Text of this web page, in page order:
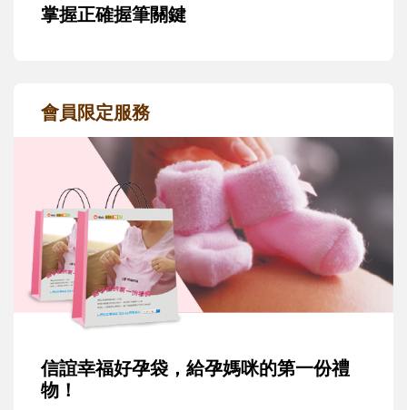
掌握正確握筆關鍵
會員限定服務
信誼幸福好孕袋，給孕媽咪的第一份禮
物！